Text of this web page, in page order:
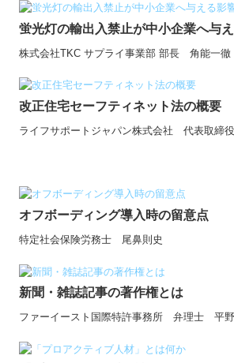
蛍光灯の輸出入禁止が中小企業へ与
株式会社TKC サプライ事業部 部長 角能一徹
改正住宅セーフティネット法の概要
ライフサポートジャパン株式会社 代表取締
オフボーディング導入時の留意点
特定社会保険労務士 尾鼻則史
新聞・雑誌記事の著作権とは
ファーイースト国際特許事務所 弁理士 平